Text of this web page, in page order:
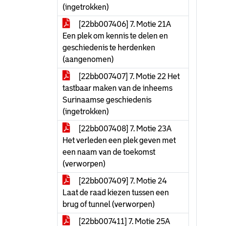
(ingetrokken)
[22bb007406] 7. Motie 21A
Een plek om kennis te delen en
geschiedenis te herdenken
(aangenomen)
[22bb007407] 7. Motie 22 Het
tastbaar maken van de inheems
Surinaamse geschiedenis
(ingetrokken)
[22bb007408] 7. Motie 23A
Het verleden een plek geven met
een naam van de toekomst
(verworpen)
[22bb007409] 7. Motie 24
Laat de raad kiezen tussen een
brug of tunnel (verworpen)
[22bb007411] 7. Motie 25A